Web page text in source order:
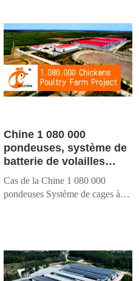
d'automatisation et une
installation sur site.
Chine 1 080 000
pondeuses, système de
batterie de volailles
automatique à 5 niveaux
de type H à vendre
Cas de la Chine 1 080 000
pondeuses Système de cages à
ferme gérée par l'IA, adaptée au
climat local.